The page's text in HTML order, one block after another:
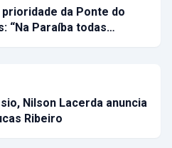
da Ponte do
“Na Paraíba todas…
Nilson Lacerda anuncia
Ribeiro